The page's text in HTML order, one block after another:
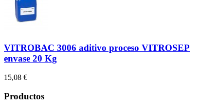
VITROBAC 3006 aditivo proceso VITROSEP
envase 20 Kg
15,08 €
Productos